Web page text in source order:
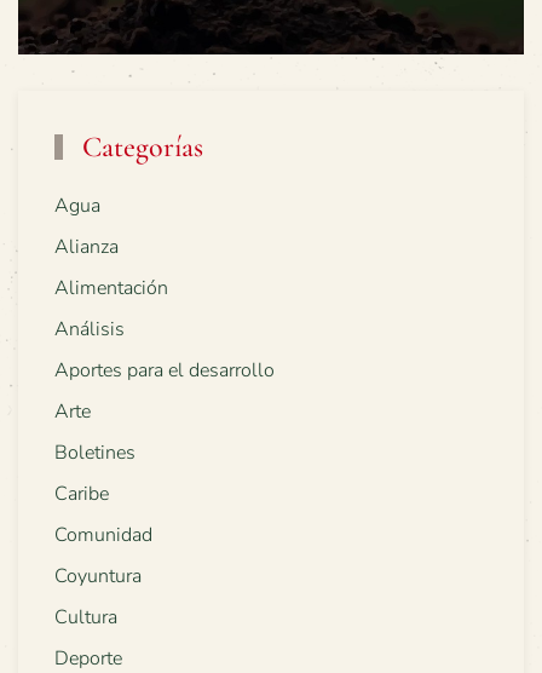
Categorías
Agua
Alianza
Alimentación
Análisis
Aportes para el desarrollo
Arte
Boletines
Caribe
Comunidad
Coyuntura
Cultura
Deporte